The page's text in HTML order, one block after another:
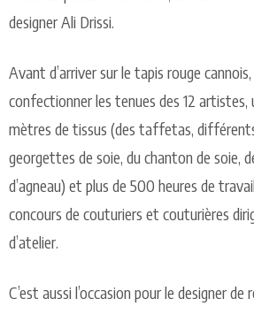
designer Ali Drissi.
Avant d’arriver sur le tapis rouge
confectionner les tenues des 12 artistes,
mètres de tissus (des taffetas,
georgettes de soie, du chanton de soie,
d’agneau) et plus de 500 heures de
concours de couturiers et couturières
d’atelier.
C’est aussi l’occasion pour le designer de